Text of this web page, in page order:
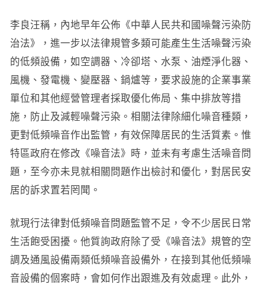
李良汪稱，內地早年公佈《中華人民共和國噪聲污染防
治法》，進一步以法律規管多類可能產生生活噪聲污染
的低頻設備，如空調器、冷卻塔、水泵、油煙淨化器、
風機、發電機、變壓器、鍋爐等，要求設施的企業事業
單位和其他經營管理者採取優化佈局、集中排放等措
施，防止及減輕噪聲污染。相關法律除細化噪音種類，
更對低頻噪音作出監管，有效保障居民的生活質素。惟
特區政府在修改《噪音法》時，並未有考慮生活噪音問
題，至今亦未見就相關問題作出檢討和優化，對居民安
居的訴求置若罔聞。
就現行法律對低頻噪音問題監管不足，令不少居民日常
生活飽受困擾。他質詢政府除了受《噪音法》規管的空
調及通風設備兩類低頻噪音設備外，在接到其他低頻噪
音設備的個案時，會如何作出跟進及有效處理。此外，